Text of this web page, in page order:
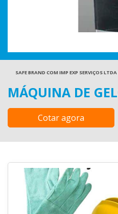
SAFE BRAND COM IMP EXP SERVIÇOS
MÁQUINA DE
Cotar agora